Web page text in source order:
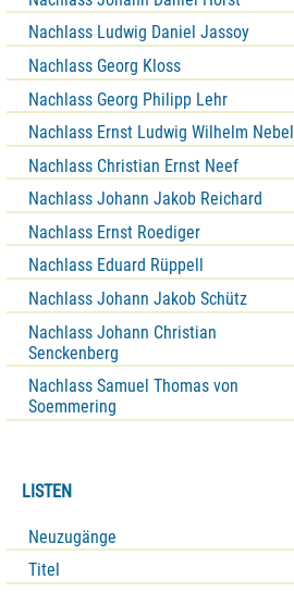
Nachlass Ludwig Daniel Jassoy
Nachlass Georg Kloss
Nachlass Georg Philipp Lehr
Nachlass Ernst Ludwig Wilhelm Nebel
Nachlass Christian Ernst Neef
Nachlass Johann Jakob Reichard
Nachlass Ernst Roediger
Nachlass Eduard Rüppell
Nachlass Johann Jakob Schütz
Nachlass Johann Christian
Senckenberg
Nachlass Samuel Thomas von
Soemmering
LISTEN
Neuzugänge
Titel